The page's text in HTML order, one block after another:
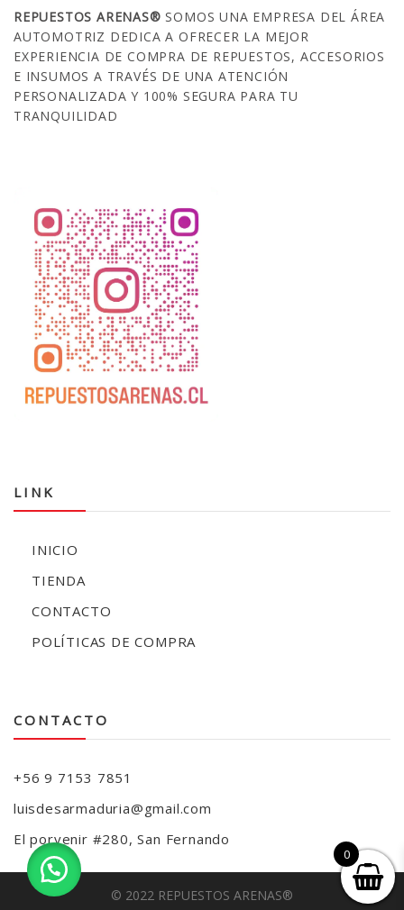
REPUESTOS ARENAS®SOMOS UNA EMPRESA DEL ÁREA
AUTOMOTRIZ DEDICA A OFRECER LA MEJOR
EXPERIENCIA DE COMPRA DE REPUESTOS, ACCESORIOS
E INSUMOS A TRAVÉS DE UNA ATENCIÓN
PERSONALIZADA Y 100% SEGURA PARA TU
TRANQUILIDAD
LINK
INICIO
TIENDA
CONTACTO
POLÍTICAS DE COMPRA
CONTACTO
+56 9 7153 7851
luisdesarmaduria@gmail.com
El porvenir #280, San Fernando
© 2022 REPUESTOS ARENAS®
0